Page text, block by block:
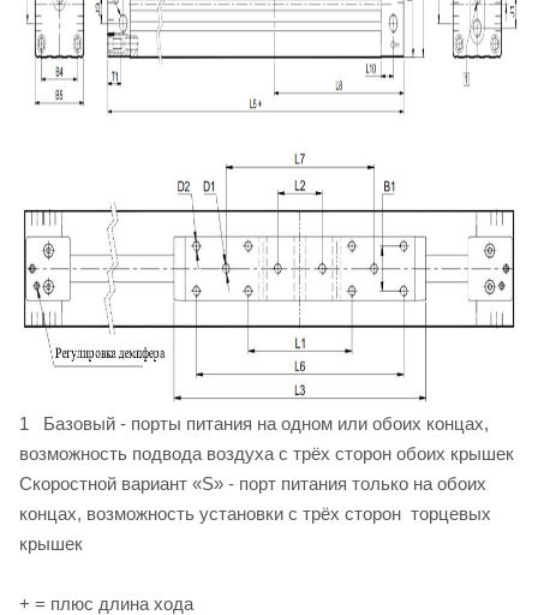
1 Базовый - порты питания на одном или обоих концах,
возможность подвода воздуха с трёх сторон обоих крышек
Скоростной вариант «S» - порт питания только на обоих
концах, возможность установки с трёх сторон торцевых
крышек
+ = плюс длина хода